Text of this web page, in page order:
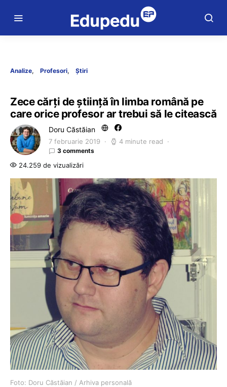
Analize Profesori Știri
Zece cărți de știință în limba română pe
care orice profesor ar trebui să le citească
Doru Căstăian
7 februarie 2019 4 minute read
3 comments
24.259 de vizualizări
Foto: Doru Căstăian / Arhiva personală